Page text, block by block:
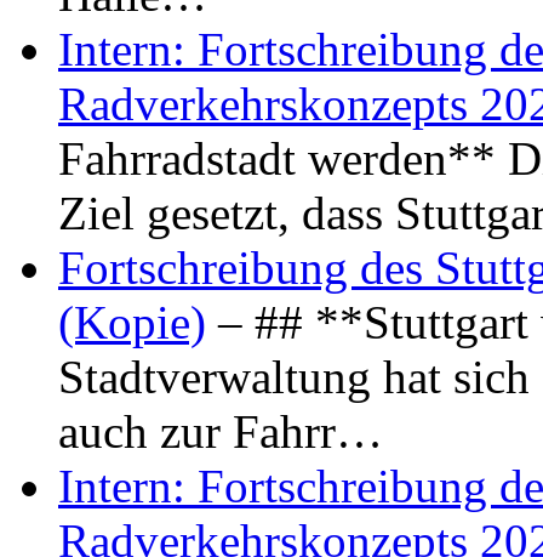
Intern: Fortschreibung
Radverkehrskonzepts
Fahrradstadt werden**
Ziel gesetzt, dass
Fortschreibung des
(Kopie) – ## **Stuttgart
Stadtverwaltung hat
auch zur Fahrr…
Intern: Fortschreibung
Radverkehrskonzepts